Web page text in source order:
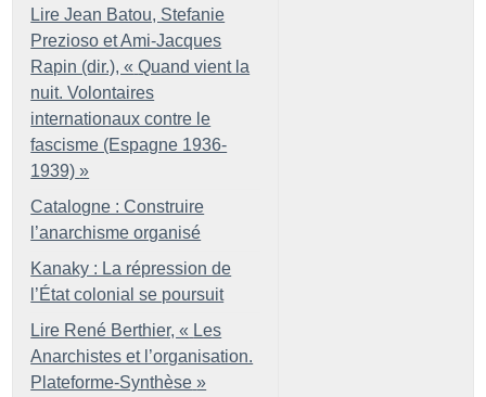
Lire Jean Batou, Stefanie
Prezioso et Ami-Jacques
Rapin (dir.), « Quand vient la
nuit. Volontaires
internationaux contre le
fascisme (Espagne 1936-
1939) »
Catalogne : Construire
l’anarchisme organisé
Kanaky : La répression de
l’État colonial se poursuit
Lire René Berthier, « Les
Anarchistes et l’organisation.
Plateforme-Synthèse »